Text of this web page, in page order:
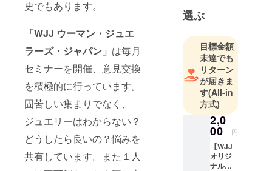
史でもあります。
「WJJ ウーマン・ジュエ
ラーズ・ジャパン」 は毎月
セミナーを開催、意見交換
を積極的に行っています。
固苦しい集まりでなく、
ジュエリーはわからない？
どうしたら良いの？悩みを
共有しています。また１人
したネット
す。WJJは
ジュエリー
のマーケッ
トにより良
い発展の力
となろうと
する人々が
集まり、
ジュエリー
文化を次世
選ぶ
目標金額
未達でも
リターン
が届きま
す(All-in
方式)
2,0
00 円
【WJJ
オリジ
ナルポ